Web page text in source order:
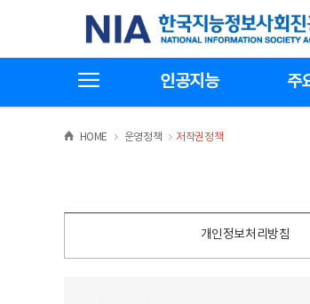
기
한국지능정보사회진흥원
인공지능 주
HOME >운영정책 >
저작권정책
개인정보처리방침